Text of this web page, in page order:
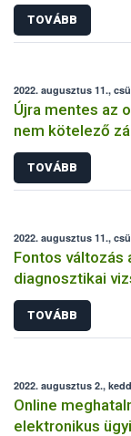
TOVÁBB
2022. augusztus 11.,
Újra mentes az
nem kötelező
TOVÁBB
2022. augusztus 11.,
Fontos változás
diagnosztikai
TOVÁBB
2022. augusztus 2., kedd
Online
elektronikus